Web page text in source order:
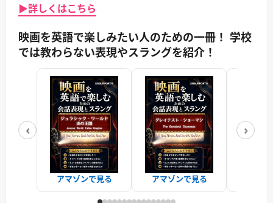
▶詳しくはこちら
映画を英語で楽しみたい人のための一冊！ 学校
では教わらない表現やスラングを紹介！
‹
アマゾンで見る アマゾンで見る
›